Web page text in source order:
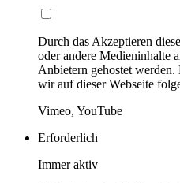
Durch das Akzeptieren
oder andere Medieninhalte
Anbietern gehostet
wir auf dieser Webseite
Vimeo, YouTube
Erforderlich
Immer aktiv